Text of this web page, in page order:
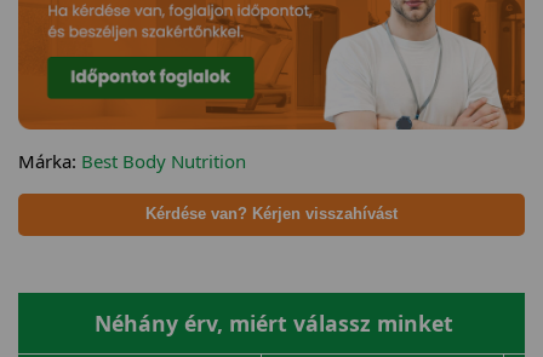
Márka: Best Body Nutrition
Kérdése van? Kérjen visszahívást
Néhány érv, miért válassz minket